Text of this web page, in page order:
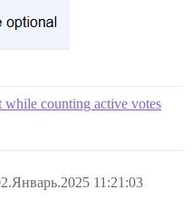
while counting active votes
11:21:03